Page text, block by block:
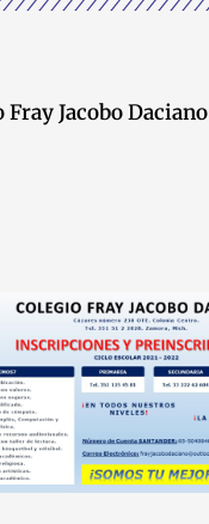
Fray Jacobo Daciano